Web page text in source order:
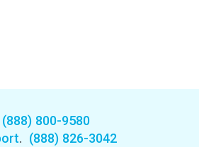
(888) 800-9580
. (888) 826-3042